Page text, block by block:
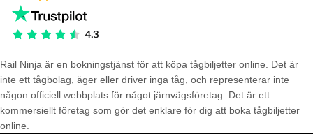
Rail Ninja är en bokningstjänst för att köpa tågbiljetter online. Det är
inte ett tågbolag, äger eller driver inga tåg, och representerar inte
någon officiell webbplats för något järnvägsföretag. Det är ett
kommersiellt företag som gör det enklare för dig att boka tågbiljetter
online.